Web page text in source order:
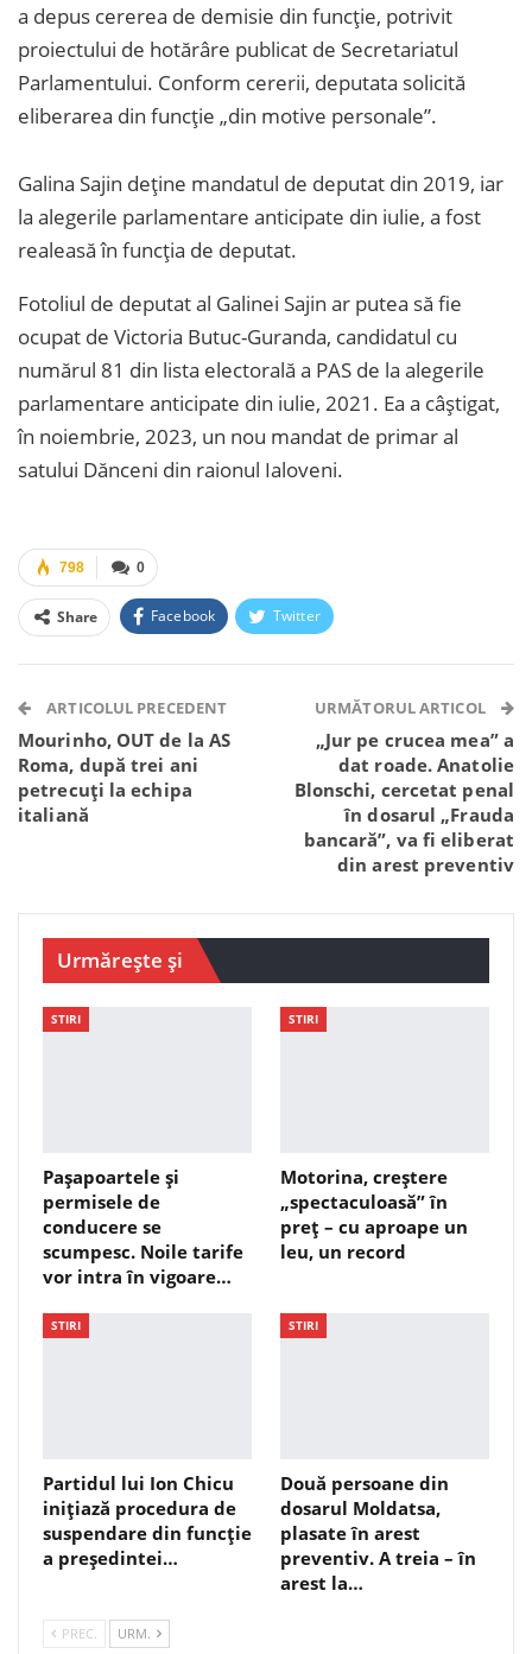
a depus cererea de demisie din funcție, potrivit
proiectului de hotărâre publicat de Secretariatul
Parlamentului. Conform cererii, deputata solicită
eliberarea din funcție „din motive personale”.
Galina Sajin deține mandatul de deputat din 2019, iar
la alegerile parlamentare anticipate din iulie, a fost
realeasă în funcția de deputat.
Fotoliul de deputat al Galinei Sajin ar putea să fie
ocupat de Victoria Butuc-Guranda, candidatul cu
numărul 81 din lista electorală a PAS de la alegerile
parlamentare anticipate din iulie, 2021. Ea a câștigat,
în noiembrie, 2023, un nou mandat de primar al
satului Dănceni din raionul Ialoveni.
0
798
Share Facebook Twitter
Telegram WhatsApp Viber
ARTICOLUL PRECEDENT
Mourinho, OUT de la AS
Roma, după trei ani
petrecuți la echipa
italiană
URMĂTORUL ARTICOL
„Jur pe crucea mea” a
dat roade. Anatolie
Blonschi, cercetat penal
în dosarul „Frauda
bancară”, va fi eliberat
din arest preventiv
Urmărește și
STIRI
Pașapoartele și
permisele de
conducere se
scumpesc. Noile tarife
vor intra în vigoare…
STIRI
Motorina, creștere
„spectaculoasă” în
preț – cu aproape un
leu, un record
STIRI
Partidul lui Ion Chicu
inițiază procedura de
suspendare din funcție
a președintei…
STIRI
Două persoane din
dosarul Moldatsa,
plasate în arest
preventiv. A treia – în
arest la…
PREC. URM.